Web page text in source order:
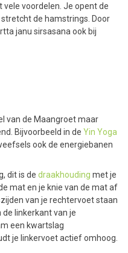
voordelen. Je opent de
de hamstrings. Door
janu sirsasana ook bij
van de Maangroet maar
Bijvoorbeeld in de Yin Yoga
ook de energiebanen
dit is de draakhouding met je
mat en je knie van de mat af
van je rechtervoet staan
de linkerkant van je
een kwartslag
je linkervoet actief omhoog.